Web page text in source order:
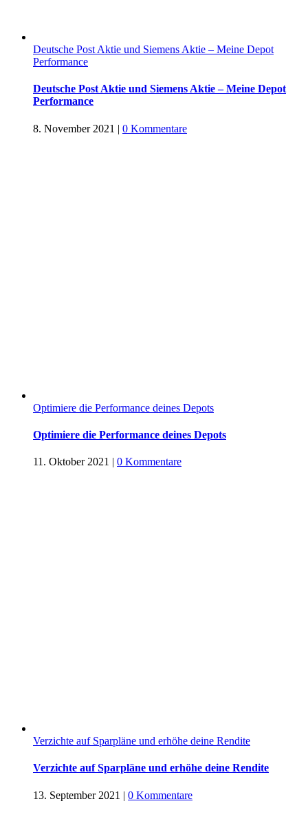
Deutsche Post Aktie und Siemens Aktie – Meine Depot
Performance
Deutsche Post Aktie und Siemens Aktie – Meine Depot
Performance
8. November 2021 | 0 Kommentare
Optimiere die Performance deines Depots
Optimiere die Performance deines Depots
11. Oktober 2021 | 0 Kommentare
Verzichte auf Sparpläne und erhöhe deine Rendite
Verzichte auf Sparpläne und erhöhe deine Rendite
13. September 2021 | 0 Kommentare